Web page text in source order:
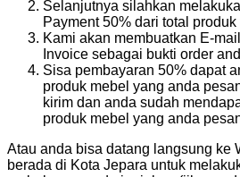
Selanjutnya silahkan
Payment 50% dari total
Kami akan membuatkan E-
Invoice sebagai bukti order
Sisa pembayaran 50% dapat
produk mebel yang anda
kirim dan anda sudah
produk mebel yang anda
Atau anda bisa datang langsung ke
berada di Kota Jepara untuk